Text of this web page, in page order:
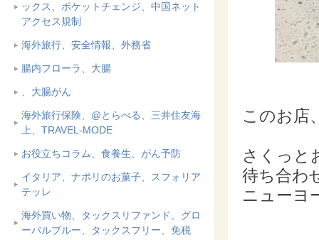
ックス、ポケットチェンジ、中国ネット
アクセス規制
海外旅行、安全情報、外務省
腸内フローラ、大腸
、大腸がん
海外旅行保険、@とらべる、三井住友海
上、TRAVEL-MODE
お役立ちコラム、食養生、がん予防
イタリア、ナポリのお菓子、スフォリア
テッレ
海外買い物、タックスリファンド、グロ
ーバルブルー、タックスフリー、免税
このお店
さくっと
待ち合わ
ニューヨ